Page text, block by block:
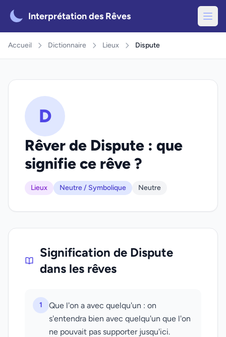
Interprétation des Rêves
Accueil Dictionnaire Lieux Dispute
D
Rêver de Dispute : que
signifie ce rêve ?
Lieux Neutre / Symbolique Neutre
Signification de Dispute
dans les rêves
1
Que l'on a avec quelqu'un : on
s'entendra bien avec quelqu'un que l'on
ne pouvait pas supporter jusqu'ici.